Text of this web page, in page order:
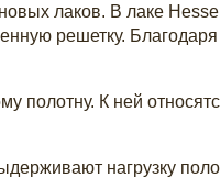
лаков. В лаке
решетку.
полотну. К ней
нагрузку